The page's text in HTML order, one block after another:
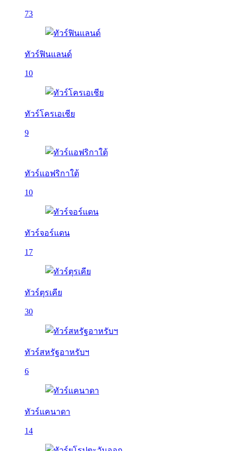
73
ทัวร์ฟินแลนด์
10
ทัวร์โครเอเชีย
9
ทัวร์แอฟริกาใต้
10
ทัวร์จอร์แดน
17
ทัวร์ตุรเคีย
30
ทัวร์สหรัฐอาหรับฯ
6
ทัวร์แคนาดา
14